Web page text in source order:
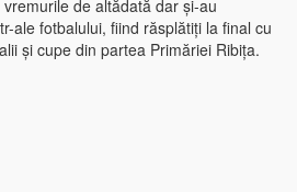
de altădată dar și-au
ale fotbalului, fiind răsplătiți la final cu
și cupe din partea Primăriei Ribița.